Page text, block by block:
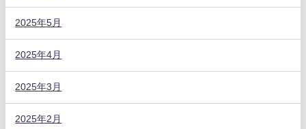
2025年5月
2025年4月
2025年3月
2025年2月